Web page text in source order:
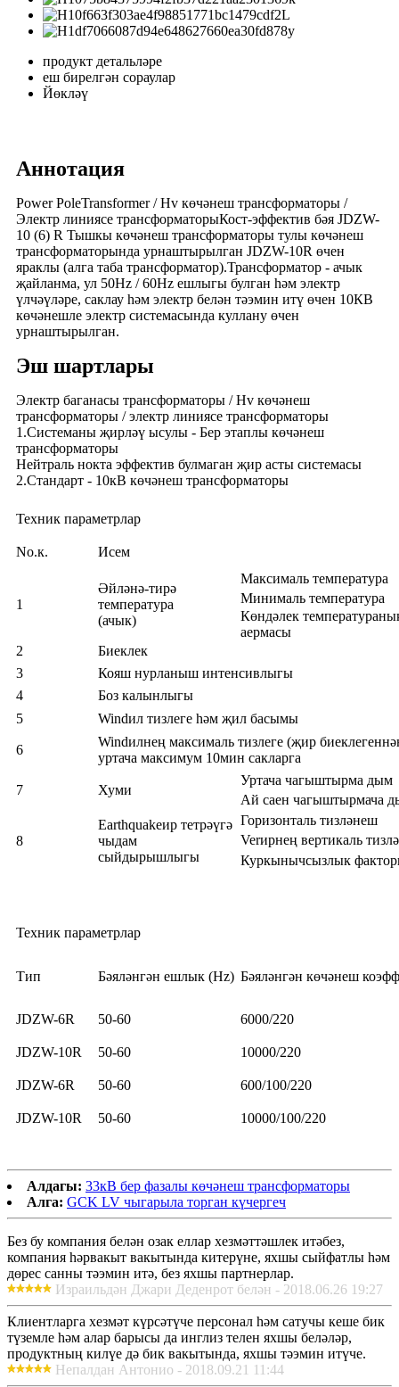
продукт детальләре
еш бирелгән сораулар
Йөкләү
Аннотация
Power PoleTransformer / Hv көчәнеш трансформаторы /
Электр линиясе трансформаторыКост-эффектив бәя JDZW-
10 (6) R Тышкы көчәнеш трансформаторы тулы көчәнеш
трансформаторында урнаштырылган JDZW-10R өчен
яраклы (алга таба трансформатор).Трансформатор - ачык
җайланма, ул 50Hz / 60Hz ешлыгы булган һәм электр
үлчәүләре, саклау һәм электр белән тәэмин итү өчен 10КВ
көчәнешле электр системасында куллану өчен
урнаштырылган.
Эш шартлары
Электр баганасы трансформаторы / Hv көчәнеш
трансформаторы / электр линиясе трансформаторы
1.Системаны җирләү ысулы - Бер этаплы көчәнеш
трансформаторы
Нейтраль нокта эффектив булмаган җир асты системасы
2.Стандарт - 10кВ көчәнеш трансформаторы
Техник параметрлар
No.к. Исем
1
Әйләнә-тирә
температура
(ачык)
Максималь температура
Минималь температура
Көндәлек
аермасы
2
Биеклек
3
Кояш нурланыш интенсивлыгы
4
Боз калынлыгы
5
Windил тизлеге һәм җил басымы
6
Windилнең максималь тизлеге (җир
уртача максимум 10мин сакларга
7 Хуми
Уртача чагыштырма дым
Ай саен чагыштырмача
8
Earthquakeир тетрәүгә
чыдам
сыйдырышлыгы
Горизонталь тизләнеш
Verирнең вертикаль
Куркынычсызлык
Техник параметрлар
Тип Бәяләнгән ешлык (Hz) Бәяләнгән көчәнеш
JDZW-6R 50-60 6000/220
JDZW-10R 50-60 10000/220
JDZW-6R 50-60 600/100/220
JDZW-10R 50-60 10000/100/220
Алдагы: 33кВ бер фазалы көчәнеш трансформаторы
Алга: GCK LV чыгарыла торган күчергеч
Без бу компания белән озак еллар хезмәттәшлек итәбез,
компания һәрвакыт вакытында китерүне, яхшы сыйфатлы һәм
дөрес санны тәэмин итә, без яхшы партнерлар.
Израильдән Джари Деденрот белән - 2018.06.26 19:27
Клиентларга хезмәт күрсәтүче персонал һәм сатучы кеше бик
түземле һәм алар барысы да инглиз телен яхшы беләләр,
продуктның килүе дә бик вакытында, яхшы тәэмин итүче.
Непалдан Антонио - 2018.09.21 11:44